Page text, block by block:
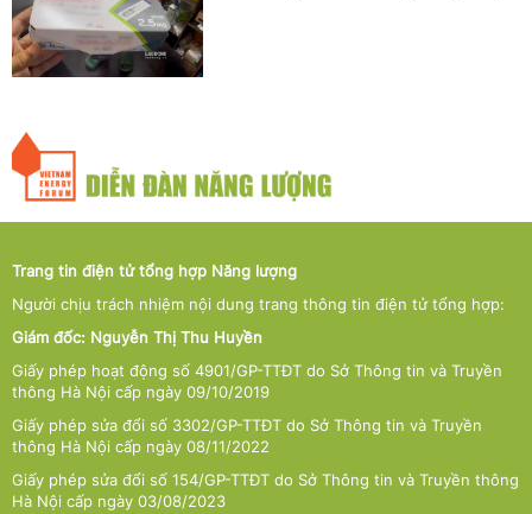
Trang tin điện tử tổng hợp Năng lượng
Người chịu trách nhiệm nội dung trang thông tin điện tử tổng hợp:
Giám đốc: Nguyễn Thị Thu Huyền
Giấy phép hoạt động số 4901/GP-TTĐT do Sở Thông tin và Truyền
thông Hà Nội cấp ngày 09/10/2019
Giấy phép sửa đổi số 3302/GP-TTĐT do Sở Thông tin và Truyền
thông Hà Nội cấp ngày 08/11/2022
Giấy phép sửa đổi số 154/GP-TTĐT do Sở Thông tin và Truyền thông
Hà Nội cấp ngày 03/08/2023